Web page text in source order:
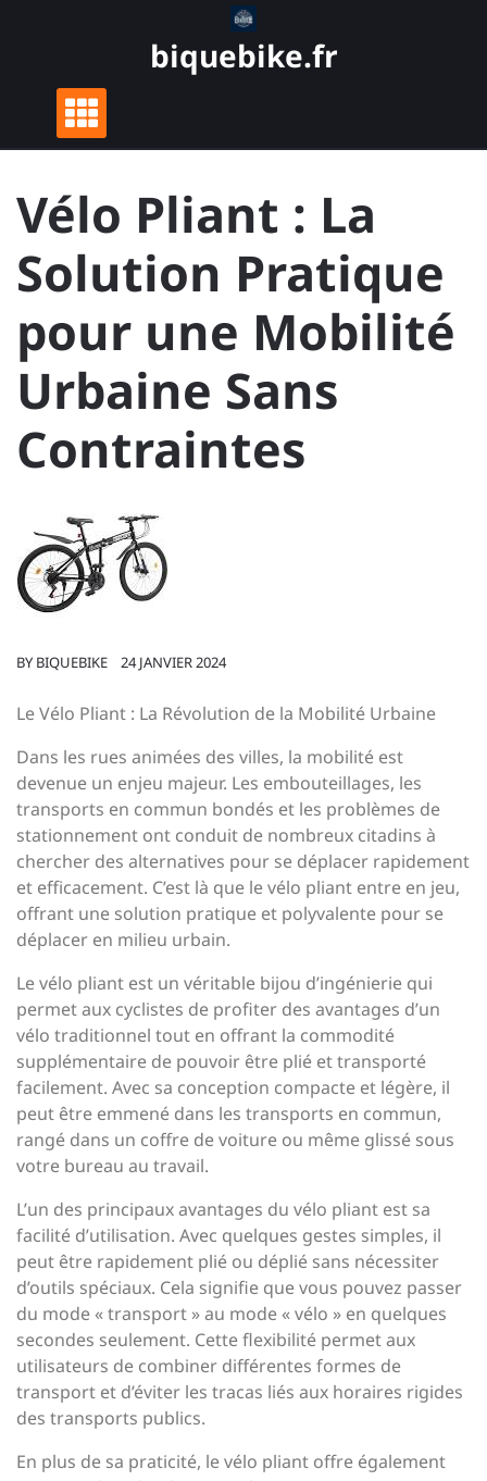
biquebike.fr
Vélo Pliant : La
Solution Pratique
pour une Mobilité
Urbaine Sans
Contraintes
BY BIQUEBIKE 24 JANVIER 2024
Le Vélo Pliant : La Révolution de la Mobilité Urbaine
Dans les rues animées des villes, la mobilité est
devenue un enjeu majeur. Les embouteillages, les
transports en commun bondés et les problèmes de
stationnement ont conduit de nombreux citadins à
chercher des alternatives pour se déplacer rapidement
et efficacement. C’est là que le vélo pliant entre en jeu,
offrant une solution pratique et polyvalente pour se
déplacer en milieu urbain.
Le vélo pliant est un véritable bijou d’ingénierie qui
permet aux cyclistes de profiter des avantages d’un
vélo traditionnel tout en offrant la commodité
supplémentaire de pouvoir être plié et transporté
facilement. Avec sa conception compacte et légère, il
peut être emmené dans les transports en commun,
rangé dans un coffre de voiture ou même glissé sous
votre bureau au travail.
L’un des principaux avantages du vélo pliant est sa
facilité d’utilisation. Avec quelques gestes simples, il
peut être rapidement plié ou déplié sans nécessiter
d’outils spéciaux. Cela signifie que vous pouvez passer
du mode « transport » au mode « vélo » en quelques
secondes seulement. Cette flexibilité permet aux
utilisateurs de combiner différentes formes de
transport et d’éviter les tracas liés aux horaires rigides
des transports publics.
En plus de sa praticité, le vélo pliant offre également